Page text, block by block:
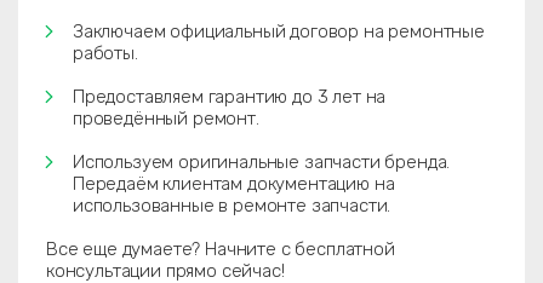
Заключаем официальный договор на ремонтные
работы.
Предоставляем гарантию до 3 лет на
проведённый ремонт.
Используем оригинальные запчасти бренда.
Передаём клиентам документацию на
использованные в ремонте запчасти.
Все еще думаете? Начните с бесплатной
консультации прямо сейчас!